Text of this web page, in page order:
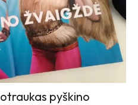
pyškino